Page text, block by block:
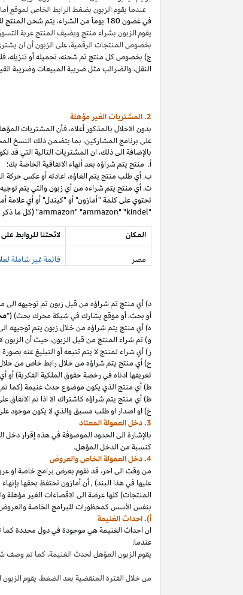
عندما يقوم الزبون بضغط الرابط الخاص لموقع
في غضون180 يوماً من الشراء، يتم شحن المنتج للعميل أو بثه أو تنزيله من قبله، ودفعه لثمنه
يقوم الزبون بشراء منتج ويضيف المنتج عربة التسوق الخاصة به واكمال الطلب خلال 89
بخصوص المنتجات الرقمية،على الزبون أن ان
ج) بخصوص كل منتج تم شحنه، تحميله أو تنزيله،
النقل،والضرائب مثل ضريبة المبيعات وضريبة
2. المشتريات
الغير مؤهلة
بدون الاخلال بالمذكور أعلاه،فأن المشتريات
على برنامج المشاركين، بما بتضمن ذلك النسخ
بالإضافة الى ذلك، ان المشتريات التالية التي قد
أ. منتج يتمشراؤه بعد أنهاء الاتفاقية الخاصة بك؛
ب. أي طلب منتج يتم الغاؤه، اعادته أو عكس حركة
ت. أي منتج يتم شراءه من أي زبون والتي يتم
تحتوي على كلمة "أمازون" أو "كيندل" أو أي علامة
"ammazon" "ammazon" "kindel" (كل ما ذكر "تنسيبات مدفوعة محظورة").
المكان
لائحتنا للروابط
مصر قائمة غير شاملة
د) أي منتج تمشراؤهمن قبل زبون تم توجيهه
أو بحث،أو موقع يشارك في شبكة محرك بحث) ("
ه) أي منتج يتمشراؤه من خلال زبون يتم توجيهه
و) تم شراء المنتج من قبل الزبون،حيثأنالزبون
ز) أي شراء لمنتج لا يتم تتبعه أو التبليغ عنه
ح) أي منتج يتمشراؤه من خلال رابط خاص من
تعريفها ادناه في رخصة حقوق الملكية الفكرية)
ط) أي منتج الذي يكون موضوع حدث غنيمة (كما تم تعريفه في البند
ظ) أي منتج يتمشراؤه كاشتراك الا اذا تم الاتفاق
خ) او اصدار او طلب مسبق والذي لا يكون موجود
3. دخل العمولة المعتاد
بالإشارة الى الحدود الموصوفة في هذه إقرار دخل
كنسبة من الدخل المؤهل.
4. دخل العمولة الخاص والعروض
من وقت الى اخر،قد نقوم بعرض برامج خاصة او
عليها في هذا البند)
,أن أمازون تحتفظ بحقها
المنتجات) كلها عرضة الى الاقصاءات الغير مؤهلة
بنفس الأسس كمحظورات للبرامج الخاصة
أ). احداث الغنيمة
ان احداث الغنيمة هي موجودة في دول محددة كما
عندما:
يقوم الزبون المؤهل لحدث الغنيمة،كما تم وصف
من خلال الفترة المنقضية بعد الضغط، يقوم